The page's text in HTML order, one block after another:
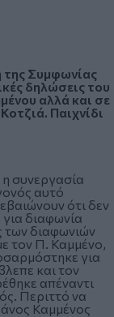
της Συμφωνίας
δηλώσεις του
αλλά και σε
Παιχνίδι
συνεργασία
αυτό
ότι δεν
διαφωνία
των διαφωνιών
τον Π. Καμμένο,
για
και τον
απέναντι
Περιττό να
Καμμένος